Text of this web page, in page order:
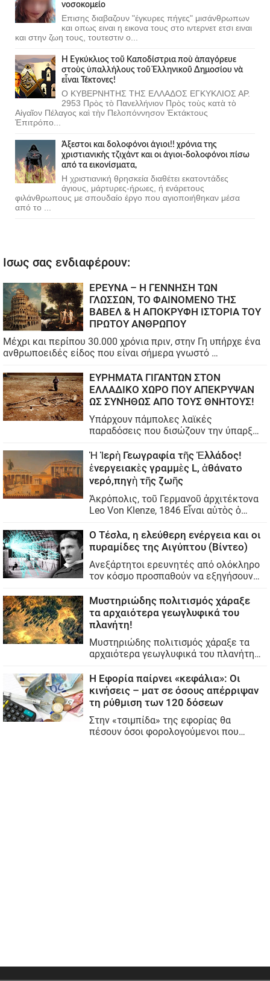
νοσοκομείο
Επισης διαβαζουν "έγκυρες πήγες" μισάνθρωπων
και οπως ειναι η εικονα τους στο ιντερνετ ετσι ειναι
και στην ζωη τους, τουτεστιν ο...
Ἡ Ἐγκύκλιος τοῦ Καποδίστρια ποὺ ἀπαγόρευε
στοὺς ὑπαλλήλους τοῦ Ἑλληνικοῦ Δημοσίου νὰ
εἶναι Τέκτονες!
Ο ΚΥΒΕΡΝΗΤΗΣ ΤΗΣ ΕΛΛΑΔΟΣ ΕΓΚΥΚΛΙΟΣ ΑΡ.
2953 Πρὸς τὸ Πανελλήνιον Πρὸς τοὺς κατὰ τὸ
Αἰγαῖον Πέλαγος καὶ τὴν Πελοπόννησον Ἐκτάκτους
Ἐπιτρόπο...
Άξεστοι και δολοφόνοι άγιοι!! χρόνια της
χριστιανικής τζιχάντ και οι άγιοι-δολοφόνοι πίσω
από τα εικονίσματα,
Η χριστιανική θρησκεία διαθέτει εκατοντάδες
άγιους, μάρτυρες-ήρωες, ή ενάρετους
φιλάνθρωπους με σπουδαίο έργο που αγιοποιήθηκαν μέσα
από το ...